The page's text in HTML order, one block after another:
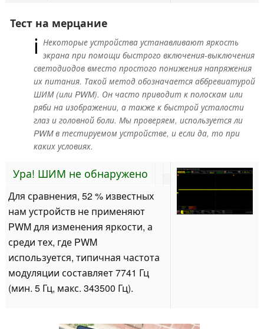
Тест на мерцание
ℹ Некоторые устройства устанавливают яркость
экрана при помощи быстрого включения-выключения
светодиодов вместо простого понижения напряжения
их питания. Такой метод обозначается аббревиатурой
ШИМ (или PWM). Он часто приводит к полоскам или
ряби на изображении, а также к быстрой усталости
глаз и головной боли. Мы проверяем, используется ли
PWM в тестируемом устройстве, и если да, то при
каких условиях.
Ура! ШИМ не обнаружено
Для сравнения, 52 % известных
нам устройств не применяют
PWM для изменения яркости, а
среди тех, где PWM
используется, типичная частота
модуляции составляет 7741 Гц
(мин. 5 Гц, макс. 343500 Гц).